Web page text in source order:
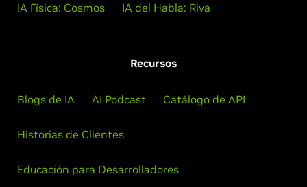
IA Física: Cosmos IA del Habla: Riva
Recursos
Blogs de IA AI Podcast Catálogo de API
Historias de Clientes
Educación para Desarrolladores